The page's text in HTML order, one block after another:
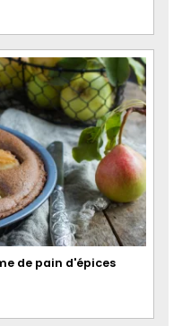
de pain d'épices